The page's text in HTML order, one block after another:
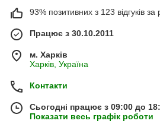
93% позитивних з 123 відгуків за
Працює з 30.10.2011
м. Харків
Харків, Україна
Контакти
Сьогодні працює з 09:00 до
Показати весь графік роботи